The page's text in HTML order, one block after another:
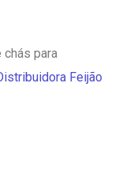
para
Feijão